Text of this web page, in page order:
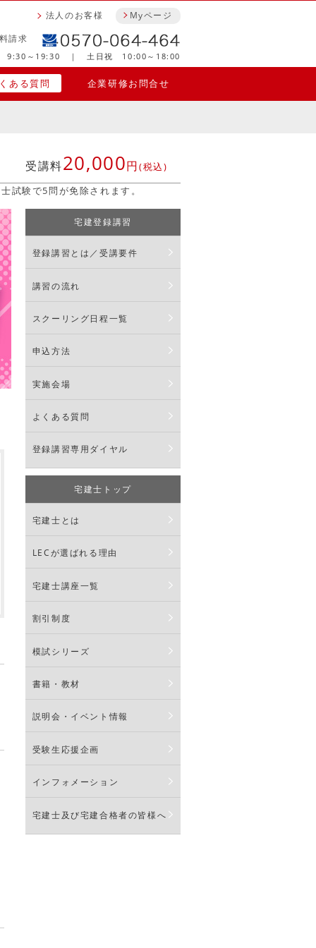
請求
Myページ
法人のお客様
9:30～19:30 ｜ 土日祝 10:00～18:00
ある質問 企業研修お問合せ
試験で5問が免除されます。
宅建登録講習
登録講習とは／受講要件
講習の流れ
スクーリング日程一覧
申込方法
実施会場
よくある質問
登録講習専用ダイヤル
宅建士トップ
宅建士とは
LECが選ばれる理由
宅建士講座一覧
割引制度
模試シリーズ
書籍・教材
説明会・イベント情報
受験生応援企画
インフォメーション
宅建士及び宅建合格者の皆様へ
受講料20,000円(税込)